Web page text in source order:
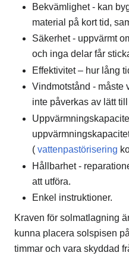
Bekvämlighet - kan
material på kort tid,
Säkerhet - uppvärmt
och inga delar får
Effektivitet – hur lång
Vindmotstånd - måste
inte påverkas av lätt
( vattenpastörisering
Hållbarhet -
att utföra.
Enkel instruktioner.
Kraven för solmatlagning
kunna placera solspisen
timmar och vara skyddad